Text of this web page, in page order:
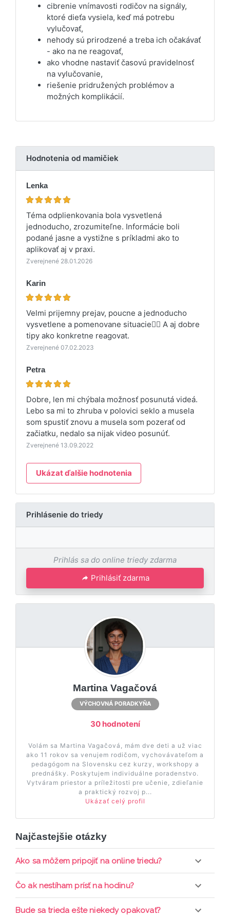
cibrenie vnímavosti rodičov na signály,
ktoré dieťa vysiela, keď má potrebu
vylučovať,
nehody sú prirodzené a treba ich očakávať
- ako na ne reagovať,
ako vhodne nastaviť časovú pravidelnosť
na vylučovanie,
riešenie pridružených problémov a
možných komplikácií.
Hodnotenia od mamičiek
Lenka
Téma odplienkovania bola vysvetlená
jednoducho, zrozumiteľne. Informácie boli
podané jasne a vystižne s príkladmi ako to
aplikovať aj v praxi.
Zverejnené 28.01.2026
Karin
Velmi prijemny prejav, poucne a jednoducho
vysvetlene a pomenovane situacie👌🏻 A aj dobre
tipy ako konkretne reagovat.
Zverejnené 07.02.2023
Petra
Dobre, len mi chýbala možnosť posunutá videá.
Lebo sa mi to zhruba v polovici seklo a musela
som spustiť znovu a musela som pozerať od
začiatku, nedalo sa nijak video posunúť.
Zverejnené 13.09.2022
Ukázat ďalšie hodnotenia
Prihlásenie do triedy
Prihlás sa do online triedy zdarma
Prihlásiť zdarma
Martina Vagačová
VÝCHOVNÁ PORADKYŇA
30 hodnotení
Volám sa Martina Vagačová, mám dve deti a už viac
ako 11 rokov sa venujem rodičom, vychovávateľom a
pedagógom na Slovensku cez kurzy, workshopy a
prednášky. Poskytujem individuálne poradenstvo.
Vytváram priestor a príležitosti pre učenie, zdieľanie
a praktický rozvoj p...
Ukázať celý profil
Najčastejšie otázky
Ako sa môžem pripojiť na online triedu?
Pripojenie do online triedy prebieha priamo cez
Čo ak nestíham prísť na hodinu?
Každá trieda sa nahráva a je k dispozícií po dobu 7
Bude sa trieda ešte niekedy opakovať?